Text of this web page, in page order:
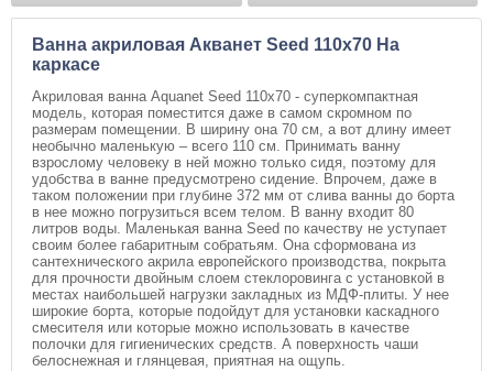
Ванна акриловая Акванет Seed 110x70 На
каркасе
Акриловая ванна Aquanet Seed 110x70 - суперкомпактная
модель, которая поместится даже в самом скромном по
размерам помещении. В ширину она 70 см, а вот длину имеет
необычно маленькую – всего 110 см. Принимать ванну
взрослому человеку в ней можно только сидя, поэтому для
удобства в ванне предусмотрено сидение. Впрочем, даже в
таком положении при глубине 372 мм от слива ванны до борта
в нее можно погрузиться всем телом. В ванну входит 80
литров воды. Маленькая ванна Seed по качеству не уступает
своим более габаритным собратьям. Она сформована из
сантехнического акрила европейского производства, покрыта
для прочности двойным слоем стеклоровинга с установкой в
местах наибольшей нагрузки закладных из МДФ-плиты. У нее
широкие борта, которые подойдут для установки каскадного
смесителя или которые можно использовать в качестве
полочки для гигиенических средств. А поверхность чаши
белоснежная и глянцевая, приятная на ощупь.